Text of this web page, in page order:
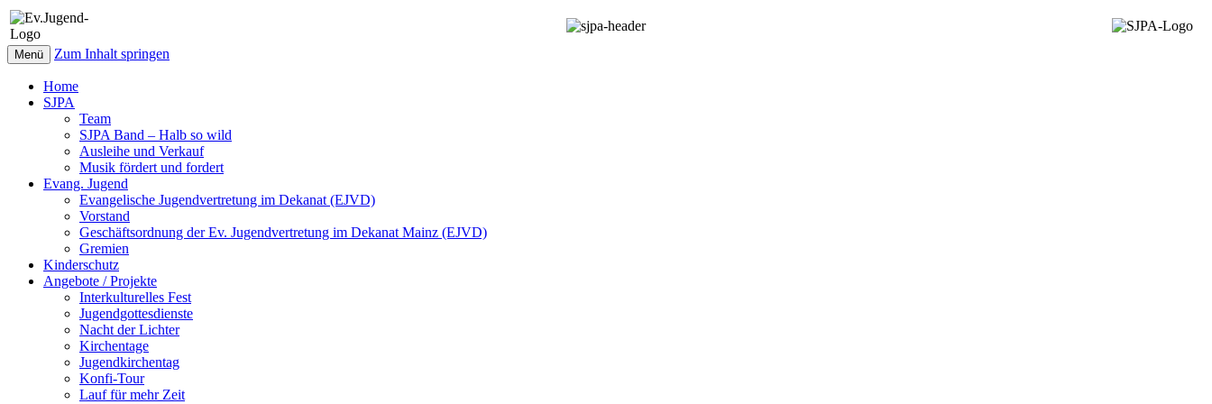
Menü Zum Inhalt springen
Home
SJPA
Team
SJPA Band – Halb so wild
Ausleihe und Verkauf
Musik fördert und fordert
Evang. Jugend
Evangelische Jugendvertretung im Dekanat (EJVD)
Vorstand
Geschäftsordnung der Ev. Jugendvertretung im Dekanat Mainz (EJVD)
Gremien
Kinderschutz
Angebote / Projekte
Interkulturelles Fest
Jugendgottesdienste
Nacht der Lichter
Kirchentage
Jugendkirchentag
Konfi-Tour
Lauf für mehr Zeit